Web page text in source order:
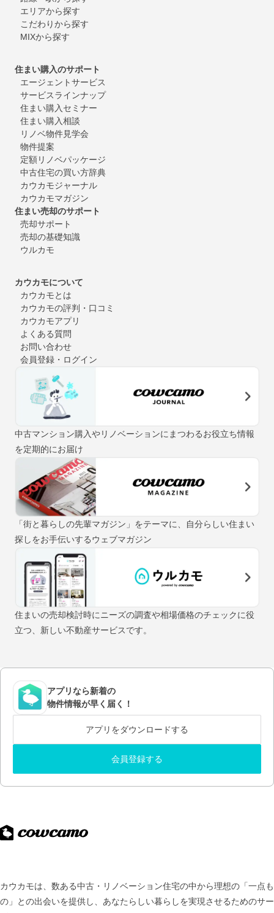
エリアから探す
こだわりから探す
MIXから探す
住まい購入のサポート
エージェントサービス
サービスラインナップ
住まい購入セミナー
住まい購入相談
リノベ物件見学会
物件提案
定額リノベパッケージ
中古住宅の買い方辞典
カウカモジャーナル
カウカモマガジン
住まい売却のサポート
売却サポート
売却の基礎知識
ウルカモ
カウカモについて
カウカモとは
カウカモの評判・口コミ
カウカモアプリ
よくある質問
お問い合わせ
会員登録・ログイン
中古マンション購入やリノベーションにまつわるお役立ち情報
を定期的にお届け
「街と暮らしの先輩マガジン」をテーマに、自分らしい住まい
探しをお手伝いするウェブマガジン
住まいの売却検討時にニーズの調査や相場価格のチェックに役
立つ、新しい不動産サービスです。
アプリなら新着の
物件情報が早く届く！
アプリをダウンロードする
会員登録する
カウカモは、数ある中古・リノベーション住宅の中から理想の「一点も
の」との出会いを提供し、 あなたらしい暮らしを実現させるためのサー